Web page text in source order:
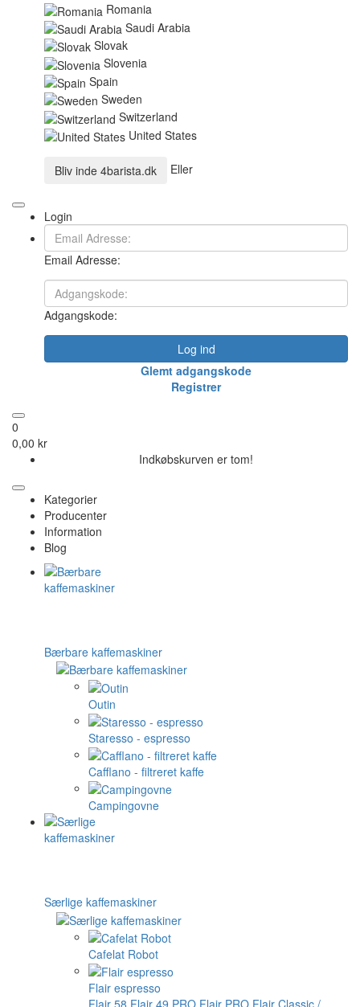
Romania
Saudi Arabia
Slovak
Slovenia
Spain
Sweden
Switzerland
United States
Bliv inde 4barista.dk Eller
Login
Email Adresse:
Adgangskode:
Log ind
Glemt adgangskode
Registrer
0
0,00 kr
Indkøbskurven er tom!
Kategorier
Producenter
Information
Blog
Bærbare kaffemaskiner
Outin
Staresso - espresso
Cafflano - filtreret kaffe
Campingovne
Særlige kaffemaskiner
Cafelat Robot
Flair espresso